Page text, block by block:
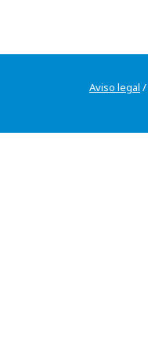
Aviso legal /